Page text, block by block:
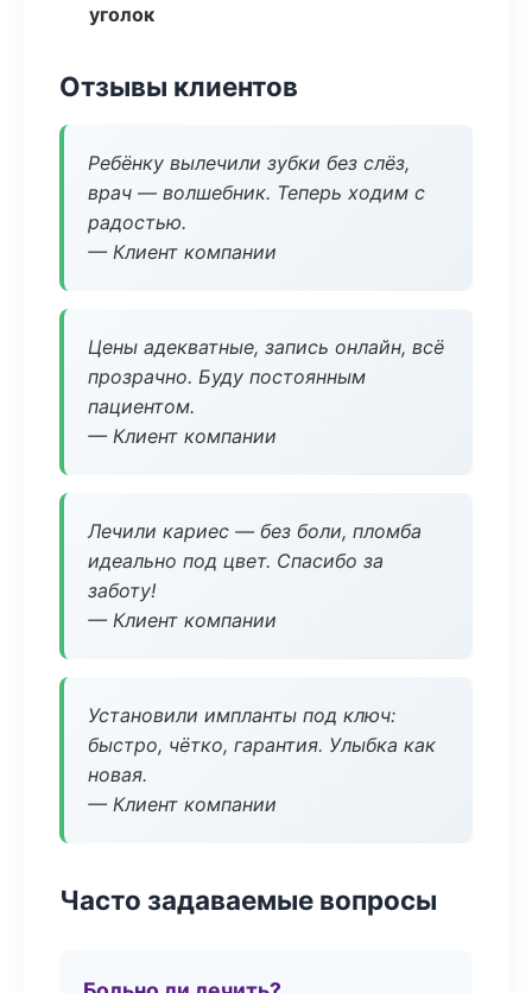
уголок
Отзывы клиентов
Ребёнку вылечили зубки без слёз,
врач — волшебник. Теперь ходим с
радостью.
— Клиент компании
Цены адекватные, запись онлайн, всё
прозрачно. Буду постоянным
пациентом.
— Клиент компании
Лечили кариес — без боли, пломба
идеально под цвет. Спасибо за
заботу!
— Клиент компании
Установили импланты под ключ:
быстро, чётко, гарантия. Улыбка как
новая.
— Клиент компании
Часто задаваемые вопросы